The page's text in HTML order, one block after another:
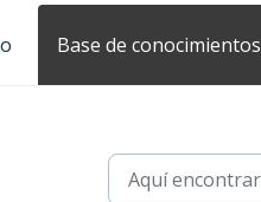
Base de conocimientos